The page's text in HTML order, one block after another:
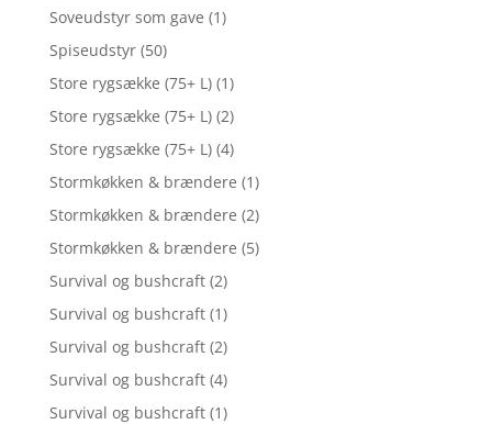
Soveudstyr som gave (1)
Spiseudstyr (50)
Store rygsække (75+ L) (1)
Store rygsække (75+ L) (2)
Store rygsække (75+ L) (4)
Stormkøkken & brændere (1)
Stormkøkken & brændere (2)
Stormkøkken & brændere (5)
Survival og bushcraft (2)
Survival og bushcraft (1)
Survival og bushcraft (2)
Survival og bushcraft (4)
Survival og bushcraft (1)